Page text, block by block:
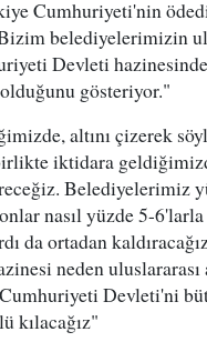
Cumhuriyeti'nin
belediyelerimizin
Devleti
gösteriyor."
altını çizerek
iktidara
Belediyelerimiz
nasıl yüzde 5-
da ortadan
neden
Devleti'ni
kılacağız"